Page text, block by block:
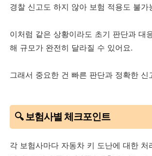
경찰 신고도 하지 않아 보험 적용도 불가
이처럼 같은 상황이라도 초기 판단과 대
해 규모가 완전히 달라질 수 있어요.
그래서 중요한 건 빠른 판단과 정확한 신
🔍 보험사별 체크포인트
각 보험사마다 자동차 키 도난에 대한 처